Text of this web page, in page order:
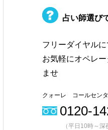
占い師選び
フリーダイヤルに
お気軽にオペレ
ませ
クォーレ コールセン
0120-
（平日10時～深